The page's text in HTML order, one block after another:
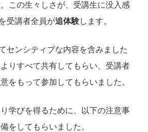
この生々しさが、受講生に没入感
受講者全員が追体験します。
センシティブな内容を含みました
りすべて共有してもらい、受講者
をもって参加してもらいました。
学びを得るために、以下の注意事
をしてもらいました。